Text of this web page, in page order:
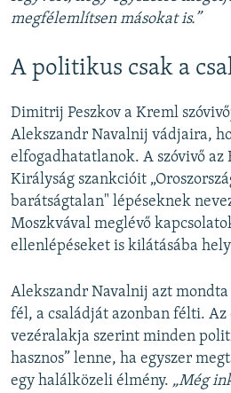
megfélemlítsen másokat is.”
A politikus csak a
Dimitrij Peszkov a Kreml
Alekszandr Navalnij vádjaira,
elfogadhatatlanok. A szóvivő az
Királyság szankcióit
barátságtalan" lépéseknek
Moszkvával meglévő
ellenlépéseket is kilátásába
Alekszandr Navalnij azt mondta
fél, a családját azonban félti. Az
vezéralakja szerint minden
hasznos” lenne, ha egyszer
egy halálközeli élmény. „Még